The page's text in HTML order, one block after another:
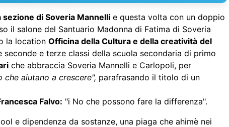
sezione di Soveria Mannelli e questa volta con un doppio
il salone del Santuario Madonna di Fatima di Soveria
la location Officina della Cultura e della creatività del
e terze classi della scuola secondaria di primo
che abbraccia Soveria Mannelli e Carlopoli, per
che aiutano a crescere", parafrasando il titolo di un
Falvo: "i No che possono fare la differenza".
e dipendenza da sostanze, una piaga che ahimè nei